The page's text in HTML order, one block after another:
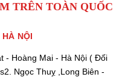
TRÊN TOÀN QUỐC
HÀ NỘI
- Hoàng Mai - Hà Nội ( Đối
Ngọc Thuỵ ,Long Biên -